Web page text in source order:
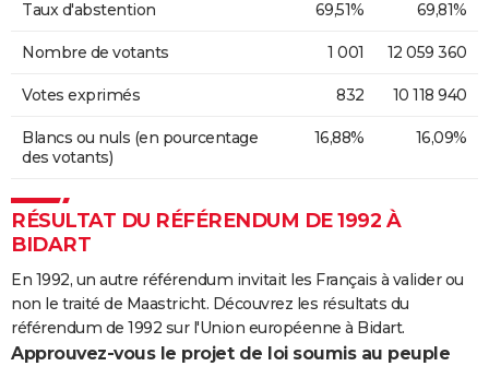
Taux d'abstention 69,51% 69,81%
Nombre de votants 1 001 12 059 360
Votes exprimés 832 10 118 940
Blancs ou nuls (en pourcentage
des votants)
16,88% 16,09%
RÉSULTAT DU RÉFÉRENDUM DE 1992 À
BIDART
En 1992, un autre référendum invitait les Français à valider ou
non le traité de Maastricht. Découvrez les résultats du
référendum de 1992 sur l'Union européenne à Bidart.
Approuvez-vous le projet de loi soumis au peuple